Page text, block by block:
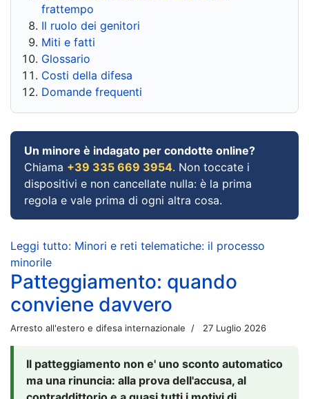
frattempo
Il ruolo dei genitori
Miti e fatti
Glossario
Costi della difesa
Domande frequenti
Un minore è indagato per condotte online?
Chiama +39 335 669 3954. Non toccate i
dispositivi e non cancellate nulla: è la prima
regola e vale prima di ogni altra cosa.
Leggi tutto: Minori e reti telematiche: il processo
minorile
Patteggiamento: quando
conviene davvero
Arresto all'estero e difesa internazionale 27 Luglio 2026
Il patteggiamento non e' uno sconto automatico
ma una rinuncia: alla prova dell'accusa, al